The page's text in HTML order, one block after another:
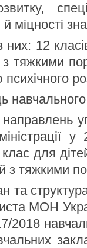
міцності
них: 12
з тяжкими
клас для
з тяжкими
МОН
2018